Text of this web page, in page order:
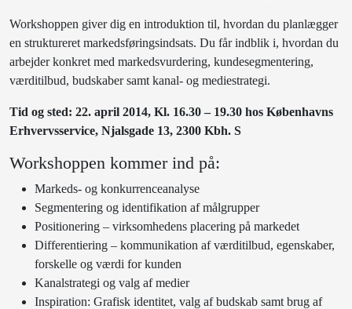
Workshoppen giver dig en introduktion til, hvordan du planlægger
en struktureret markedsføringsindsats. Du får indblik i, hvordan du
arbejder konkret med markedsvurdering, kundesegmentering,
værditilbud, budskaber samt kanal- og mediestrategi.
Tid og sted: 22. april 2014, Kl. 16.30 – 19.30 hos Københavns
Erhvervsservice, Njalsgade 13, 2300 Kbh. S
Workshoppen kommer ind på:
Markeds- og konkurrenceanalyse
Segmentering og identifikation af målgrupper
Positionering – virksomhedens placering på markedet
Differentiering – kommunikation af værditilbud, egenskaber,
forskelle og værdi for kunden
Kanalstrategi og valg af medier
Inspiration: Grafisk identitet, valg af budskab samt brug af